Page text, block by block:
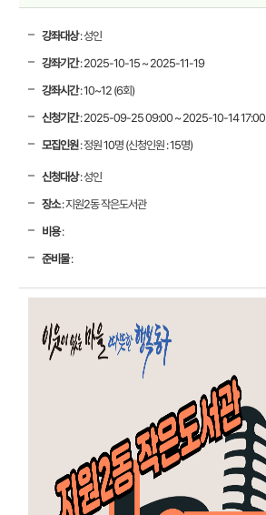
강좌대상: 성인
강좌기간: 2025-10-15 ~ 2025-11-19
강좌시간: 10~12 (6회)
신청기간: 2025-09-25 09:00 ~ 2025-10-14 17:00
모집인원: 정원 10명 (신청인원 : 15명)
신청대상: 성인
장소: 지원2동 작은도서관
비용:
준비물: